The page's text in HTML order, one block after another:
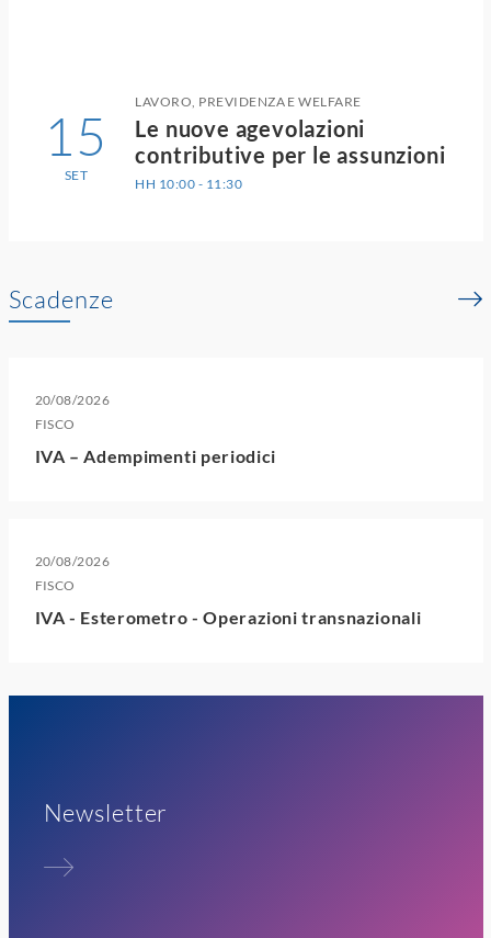
15
SET
LAVORO, PREVIDENZA E WELFARE
Le nuove agevolazioni
contributive per le assunzioni
HH 10:00 - 11:30
Scadenze
20/08/2026
FISCO
IVA – Adempimenti periodici
20/08/2026
FISCO
IVA - Esterometro - Operazioni transnazionali
Newsletter